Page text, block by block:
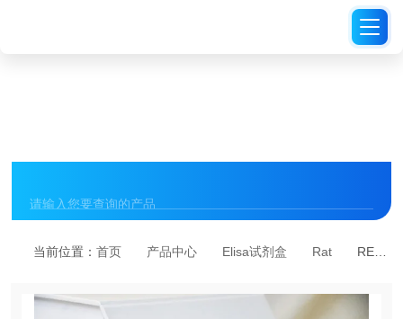
当前位置：首页 产品中心 Elisa试剂盒 Rat REK005大鼠2型肺泡上皮细胞糖蛋白